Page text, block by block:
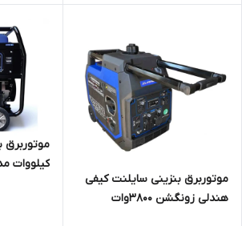
موتوربرق بنزینی سایلنت کیفی
هندلی زونگشن 3800وات